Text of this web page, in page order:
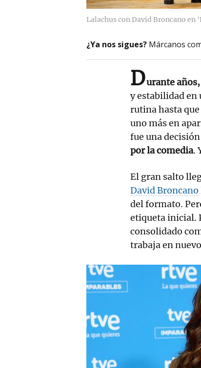
Lalachus con David Broncano en
¿Ya nos sigues? Márcanos
Durante
y estabilidad en
rutina hasta
uno más en
fue una
por la comedia.
El gran salto
David Broncano
del formato.
etiqueta inicial.
consolidado
trabaja en